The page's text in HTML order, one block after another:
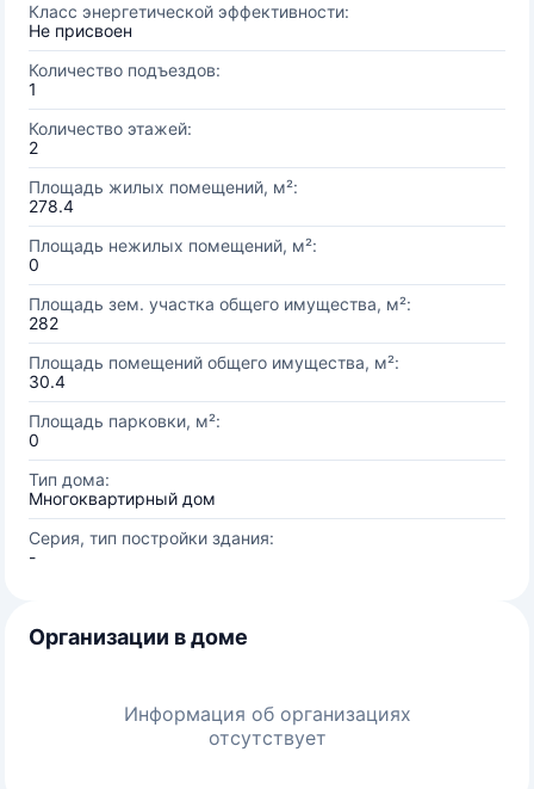
Класс энергетической эффективности:
Не присвоен
Количество подъездов:
1
Количество этажей:
2
Площадь жилых помещений, м²:
278.4
Площадь нежилых помещений, м²:
0
Площадь зем. участка общего имущества, м²:
282
Площадь помещений общего имущества, м²:
30.4
Площадь парковки, м²:
0
Тип дома:
Многоквартирный дом
Серия, тип постройки здания:
-
Организации в доме
Информация об организациях
отсутствует